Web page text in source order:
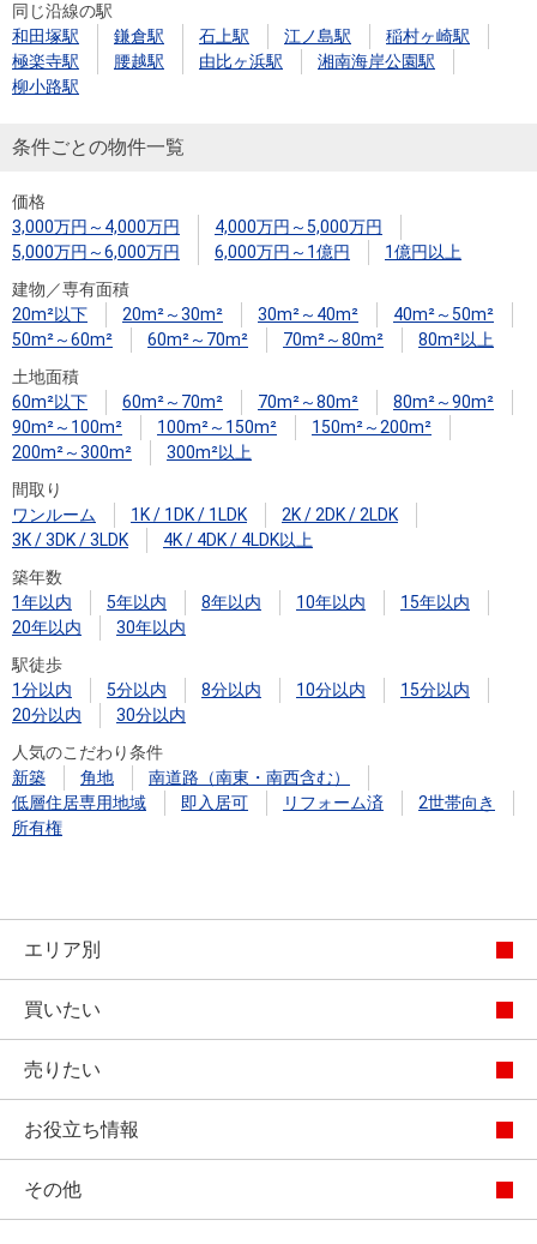
購入向け
サービス
住宅ロー
ンシミュ
住まい1プ
ラス（お
税金の本
（電子ブ
ック）
住まいと
暮らしの
（電子ブ
売却ガイ
ド
同じ沿線の駅
和田塚駅
鎌倉駅 石上駅 江ノ島駅
稲村ヶ崎駅
極楽寺駅
腰越駅 由比ヶ浜駅
湘南海岸公園駅
柳小路駅
条件ごとの物件一覧
価格
3,000万円～4,000万円
4,000万円～5,000万円
5,000万円～6,000万円
6,000万円～1億円
1億円以上
建物／専有面積
20m²以下
20m²～30m² 30m²～40m²
40m²～50m²
50m²～60m²
60m²～70m² 70m²～80m²
80m²以上
土地面積
60m²以下
60m²～70m² 70m²～80m²
80m²～90m²
90m²～100m²
100m²～150m²
150m²～200m²
200m²～300m²
300m²以上
間取り
ワンルーム
1K / 1DK / 1LDK
2K / 2DK / 2LDK
3K / 3DK / 3LDK
4K / 4DK / 4LDK以上
築年数
1年以内
5年以内 8年以内 10年以内
15年以内
20年以内
30年以内
駅徒歩
1分以内
5分以内 8分以内 10分以内
15分以内
20分以内
30分以内
人気のこだわり条件
新築
角地
南道路（南東・南西含む）
低層住居専用地域
即入居可 リフォーム済
2世帯向き
所有権
エリア別
買いたい
売りたい
お役立ち情報
その他